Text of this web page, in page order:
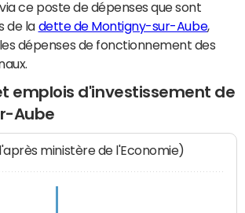
ce poste de dépenses que sont
de la dette de Montigny-sur-Aube,
dépenses de fonctionnement des
emplois d'investissement de
Aube
ministère de l'Economie)